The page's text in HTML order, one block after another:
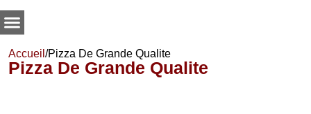
Accueil /Pizza De Grande Qualite
Pizza De Grande Qualite